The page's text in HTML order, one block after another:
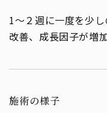
1～２週に一度を少
改善、成長因子が増加
施術の様子